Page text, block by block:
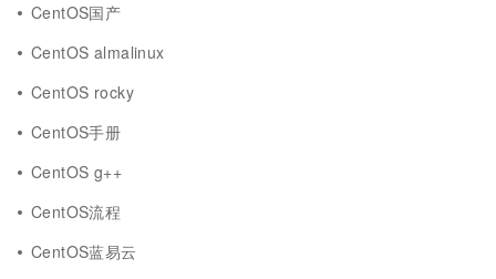
CentOS国产
CentOS almalinux
CentOS rocky
CentOS手册
CentOS g++
CentOS流程
CentOS蓝易云